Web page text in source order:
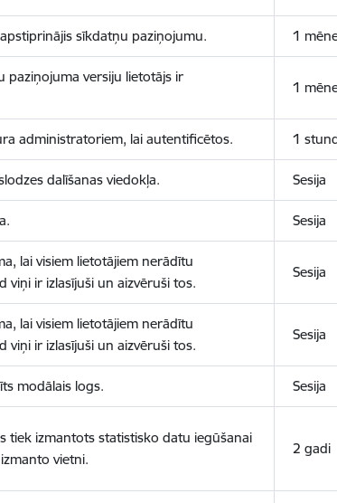
sīkdatņu paziņojumu. 1
paziņojuma versiju lietotājs ir
1
administratoriem, lai autentificētos. 1
dalīšanas viedokļa. Sesija
Sesija
lai visiem lietotājiem nerādītu
viņi ir izlasījuši un aizvēruši tos.
Sesija
lai visiem lietotājiem nerādītu
viņi ir izlasījuši un aizvēruši tos.
Sesija
modālais logs. Sesija
tiek izmantots statistisko datu iegūšanai
vietni.
2 gadi